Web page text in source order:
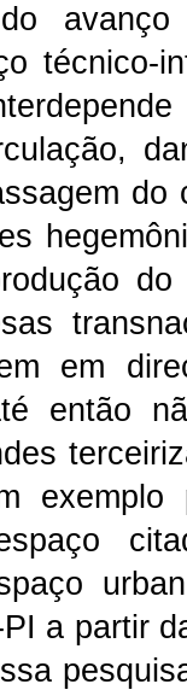
técnico-
em
então
exemplo
a partir